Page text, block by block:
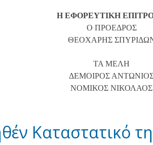
Η ΕΦΟΡΕΥΤΙΚΗ
Ο ΠΡΟΕΔΡΟΣ
ΘΕΟΧΑΡΗΣ
ΤΑ ΜΕΛΗ
ΔΕΜΟΙΡΟΣ
ΝΟΜΙΚΟΣ ΝΙΚΟΛΑΟΣ
Καταστατικό